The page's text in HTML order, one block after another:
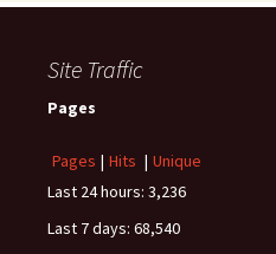
Site Traffic
Pages
Pages | Hits | Unique
Last 24 hours: 3,236
Last 7 days: 68,540